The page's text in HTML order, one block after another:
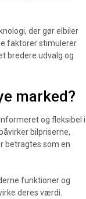
der gør elbiler
faktorer stimulerer
bredere udvalg og
marked?
og fleksibel i
bilpriserne,
betragtes som en
funktioner og
deres værdi.